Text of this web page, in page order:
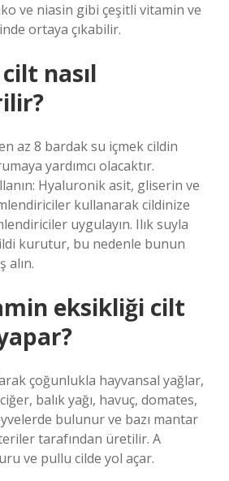
ve niasin gibi çeşitli vitamin ve
ortaya çıkabilir.
nasıl
az 8 bardak su içmek cildin
yardımcı olacaktır.
Hyaluronik asit, gliserin ve
kullanarak cildinize
uygulayın. Ilık suyla
kurutur, bu nedenle bunun
alın.
eksikliği cilt
çoğunlukla hayvansal yağlar,
balık yağı, havuç, domates,
bulunur ve bazı mantar
tarafından üretilir. A
ve pullu cilde yol açar.